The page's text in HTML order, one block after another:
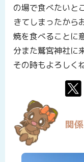
の場で食べたいと
きてしまったから
焼を食べることに
分また鷲宮神社に
その時もよろしく
関